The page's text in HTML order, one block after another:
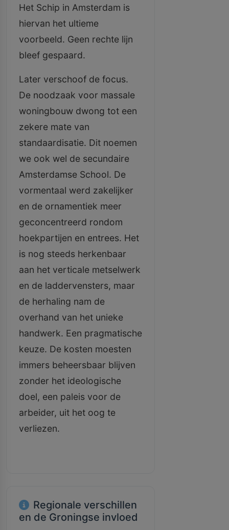
Het Schip in Amsterdam is
hiervan het ultieme
voorbeeld. Geen rechte lijn
bleef gespaard.
Later verschoof de focus.
De noodzaak voor massale
woningbouw dwong tot een
zekere mate van
standaardisatie. Dit noemen
we ook wel de secundaire
Amsterdamse School. De
vormentaal werd zakelijker
en de ornamentiek meer
geconcentreerd rondom
hoekpartijen en entrees. Het
is nog steeds herkenbaar
aan het verticale metselwerk
en de laddervensters, maar
de herhaling nam de
overhand van het unieke
handwerk. Een pragmatische
keuze. De kosten moesten
immers beheersbaar blijven
zonder het ideologische
doel, een paleis voor de
arbeider, uit het oog te
verliezen.
Regionale verschillen
en de Groningse invloed